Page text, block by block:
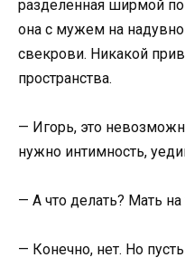
разделенная ширмой
она с мужем на
свекрови. Никакой
пространства.
— Игорь, это
нужно интимность,
— А что делать? Мать на
— Конечно, нет. Но